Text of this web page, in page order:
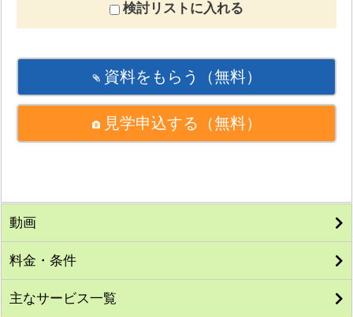
検討リストに入れる
資料をもらう （無料）
見学申込する （無料）
動画
料金・条件
主なサービス一覧